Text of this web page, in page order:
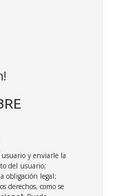
y enviarle la
del usuario;
obligación legal;
derechos, como se